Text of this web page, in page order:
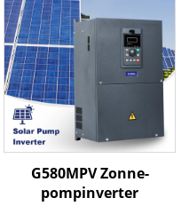
G580MPV Zonne-
pompinverter